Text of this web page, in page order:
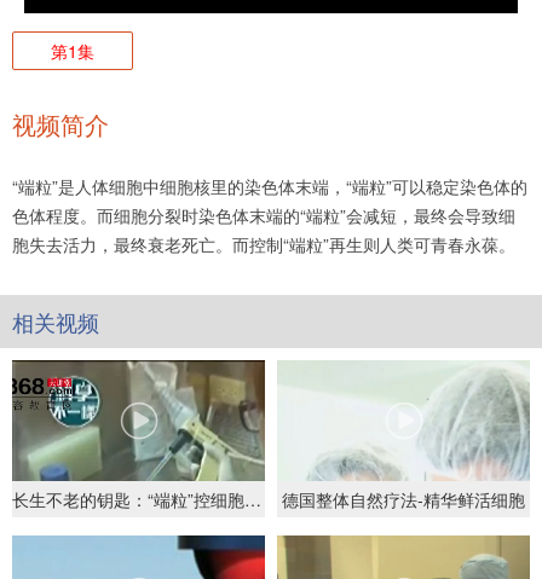
第1集
视频简介
“端粒”是人体细胞中细胞核里的染色体末端，“端粒”可以稳定染色体的
色体程度。而细胞分裂时染色体末端的“端粒”会减短，最终会导致细
胞失去活力，最终衰老死亡。而控制“端粒”再生则人类可青春永葆。
相关视频
长生不老的钥匙：“端粒”控细胞老化 德国整体自然疗法-精华鲜活细胞